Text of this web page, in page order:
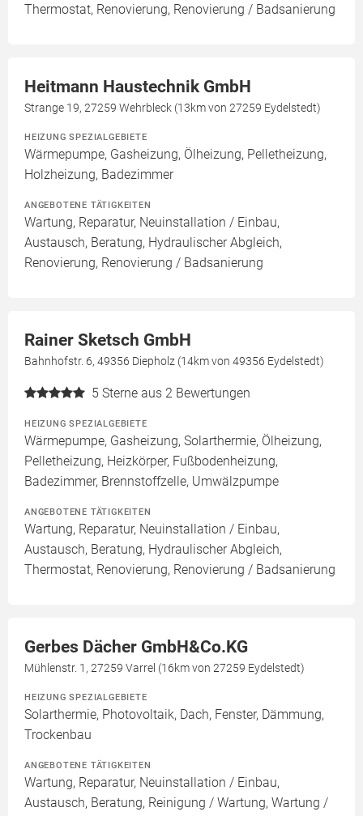
Thermostat, Renovierung, Renovierung / Badsanierung
Heitmann Haustechnik GmbH
Strange 19, 27259 Wehrbleck (13km von 27259 Eydelstedt)
HEIZUNG SPEZIALGEBIETE
Wärmepumpe, Gasheizung, Ölheizung, Pelletheizung,
Holzheizung, Badezimmer
ANGEBOTENE TÄTIGKEITEN
Wartung, Reparatur, Neuinstallation / Einbau,
Austausch, Beratung, Hydraulischer Abgleich,
Renovierung, Renovierung / Badsanierung
Rainer Sketsch GmbH
Bahnhofstr. 6, 49356 Diepholz (14km von 49356 Eydelstedt)
5 Sterne aus 2 Bewertungen
HEIZUNG SPEZIALGEBIETE
Wärmepumpe, Gasheizung, Solarthermie, Ölheizung,
Pelletheizung, Heizkörper, Fußbodenheizung,
Badezimmer, Brennstoffzelle, Umwälzpumpe
ANGEBOTENE TÄTIGKEITEN
Wartung, Reparatur, Neuinstallation / Einbau,
Austausch, Beratung, Hydraulischer Abgleich,
Thermostat, Renovierung, Renovierung / Badsanierung
Gerbes Dächer GmbH&Co.KG
Mühlenstr. 1, 27259 Varrel (16km von 27259 Eydelstedt)
HEIZUNG SPEZIALGEBIETE
Solarthermie, Photovoltaik, Dach, Fenster, Dämmung,
Trockenbau
ANGEBOTENE TÄTIGKEITEN
Wartung, Reparatur, Neuinstallation / Einbau,
Austausch, Beratung, Reinigung / Wartung, Wartung /